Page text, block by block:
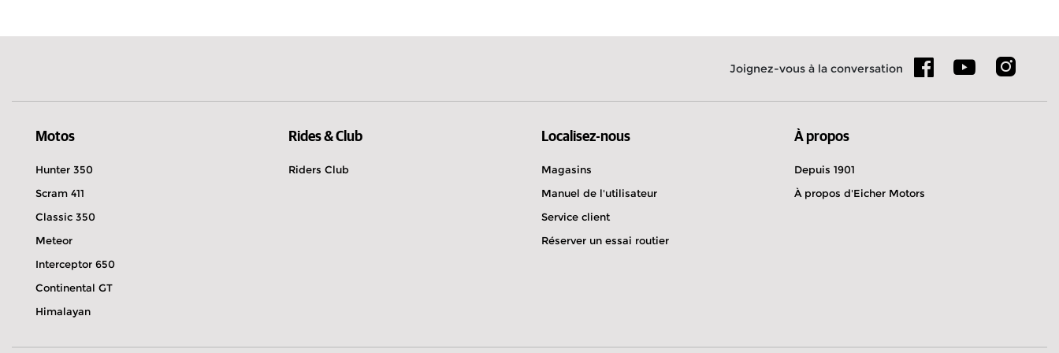
Joignez-vous à la conversation
Motos
Hunter 350
Scram 411
Classic 350
Meteor
Interceptor 650
Continental GT
Himalayan
Rides & Club
Riders Club
Localisez-nous
Magasins
Manuel de l'utilisateur
Service client
Réserver un essai routier
À propos
Depuis 1901
À propos d'Eicher Motors